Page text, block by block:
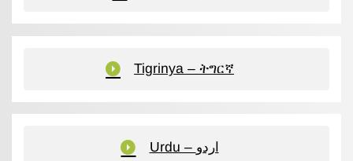
Tigrinya – ትግርኛ
Urdu – اردو